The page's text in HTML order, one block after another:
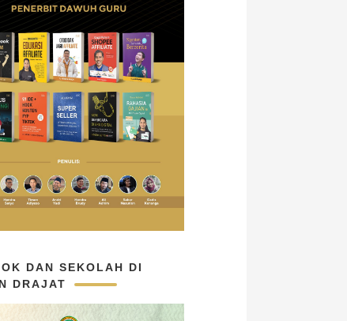
DAN SEKOLAH DI
DRAJAT